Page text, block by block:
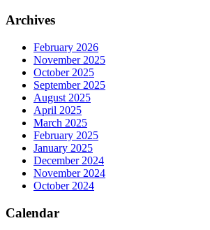
Archives
February 2026
November 2025
October 2025
September 2025
August 2025
April 2025
March 2025
February 2025
January 2025
December 2024
November 2024
October 2024
Calendar